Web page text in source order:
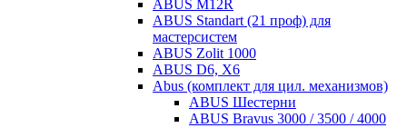
ABUS M12R
ABUS Standart (21 проф) для
мастерсистем
ABUS Zolit 1000
ABUS D6, X6
Abus (комплект для цил. механизмов)
ABUS Шестерни
ABUS Bravus 3000 / 3500 / 4000